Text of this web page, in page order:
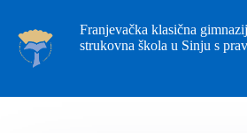
Franjevačka klasična
strukovna škola u Sinju s